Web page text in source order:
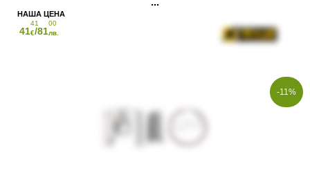
41
41
€/81
00
лв.
-11%